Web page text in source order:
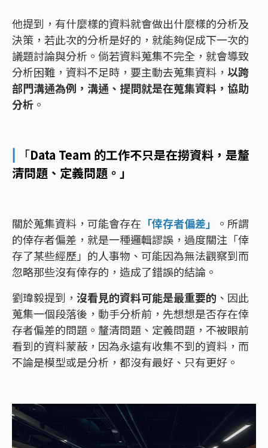
他提到，有什麼樣的資料就會做出什麼樣的分析及
決策，若此次的分析是好的，就能夠促成下一次的
議題討論與分析。倘若資料蒐集不完全，就會導致
分析困難，資料不足時，要主動去蒐集資料， 以跨
部門溝通為例，溝通、提問就是在蒐集資料，協助
分析 。
「Data Team 的工作不只是在撈資料，是釐
清問題、定義問題。」
關於蒐集資料，可能會存在 「倖存者偏差」
。所謂
的倖存者偏差，就是一種邏輯謬誤，過度關注「倖
存了某些經歷」的人事物、可能因為無法觀察到而
忽略那些沒有倖存的，造成了錯誤的結論。
劉瑋毅提到， 沒看見的資料可能是最重要的 、因此
蒐集一個段落後，動手分析前，先想想是否存在倖
存者偏差的問題。釐清問題、定義問題，不被眼前
看到的資料蒙蔽，因為永遠有收集不到的資料，而
不論是模型或是分析，都沒有最好、只有更好。